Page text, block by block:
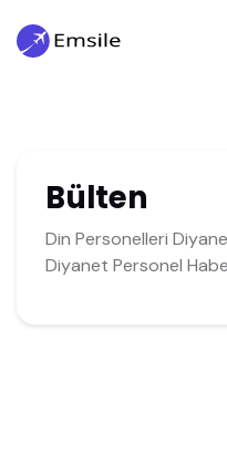
Bülten
Din Personelleri
Diyanet Personel